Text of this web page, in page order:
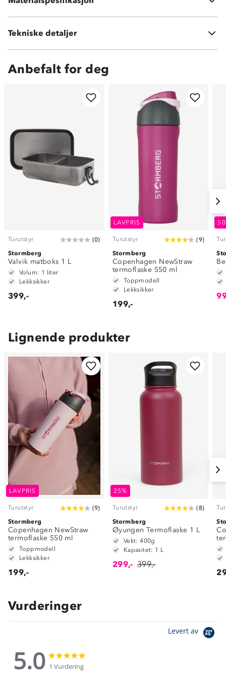
Tekniske detaljer
Volum: 500 ml
Anbefalt for deg
Turutstyr (0)
Stormberg
Valvik matboks 1 L
Volum: 1 liter
Lekksikker
399,-
LAVPRIS
Turutstyr (9)
Stormberg
Copenhagen NewStraw
termoflaske 550 ml
Toppmodell
Lekksikker
199,-
Lignende produkter
LAVPRIS
Turutstyr (9)
Stormberg
Copenhagen NewStraw
termoflaske 550 ml
Toppmodell
Lekksikker
199,-
25%
Turutstyr (8)
Stormberg
Øyungen Termoflaske 1 L
Vekt: 400g
Kapasitet: 1 L
299,- 399,-
Vurderinger
Levert av
5.0
5.0
star
rating
1 Vurdering